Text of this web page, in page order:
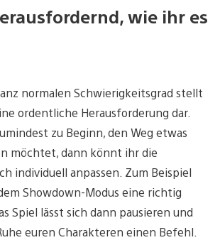
wie ihr es
normalen Schwierigkeitsgrad stellt
ordentliche Herausforderung dar.
zu Beginn, den Weg etwas
möchtet, dann könnt ihr die
individuell anpassen. Zum Beispiel
Showdown-Modus eine richtig
Spiel lässt sich dann pausieren und
euren Charakteren einen Befehl.